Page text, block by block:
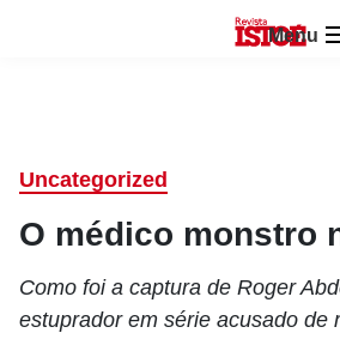
Menu
Uncategorized
O médico monstro
Como foi a captura de Roger
estuprador em série acusado de